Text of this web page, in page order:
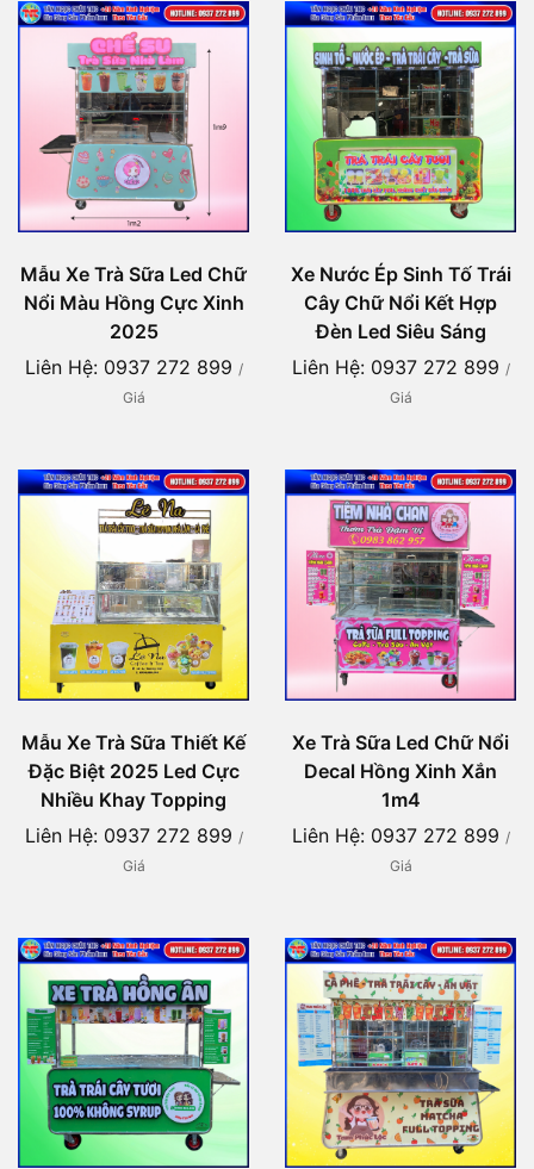
Mẫu Xe Trà Sữa Led Chữ
Nổi Màu Hồng Cực Xinh
2025
Liên Hệ: 0937 272 899 /
Giá
Xe Nước Ép Sinh Tố Trái
Cây Chữ Nổi Kết Hợp
Đèn Led Siêu Sáng
Liên Hệ: 0937 272 899 /
Giá
Mẫu Xe Trà Sữa Thiết Kế
Đặc Biệt 2025 Led Cực
Nhiều Khay Topping
Liên Hệ: 0937 272 899 /
Giá
Xe Trà Sữa Led Chữ Nổi
Decal Hồng Xinh Xắn
1m4
Liên Hệ: 0937 272 899 /
Giá